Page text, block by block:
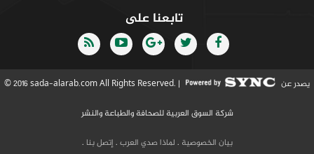
تابعنا على
© 2016 sada-alarab.com All Rights Reserved. | يصدر عن
شركة السوق العربية للصحافة والطباعة والنشر
بيان الخصوصية . لماذا صدي العرب .إتصل بنا .